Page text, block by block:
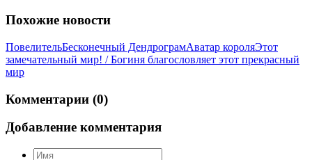
Похожие новости
ПовелительБесконечный ДендрограмАватар короляЭтот
замечательный мир! / Богиня благословляет этот прекрасный
мир
Комментарии (0)
Добавление комментария